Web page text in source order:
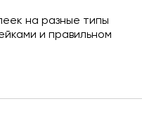
на разные типы
и правильном